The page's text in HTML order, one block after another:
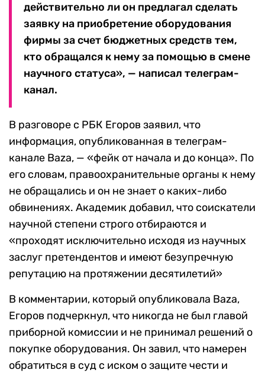
действительно ли он предлагал сделать
заявку на приобретение оборудования
фирмы за счет бюджетных средств тем,
кто обращался к нему за помощью в смене
научного статуса», — написал телеграм-
канал.
В разговоре с РБК Егоров заявил, что
информация, опубликованная в телеграм-
канале Baza, — «фейк от начала и до конца». По
его словам, правоохранительные органы к нему
не обращались и он не знает о каких-либо
обвинениях. Академик добавил, что соискатели
научной степени строго отбираются и
«проходят исключительно исходя из научных
заслуг претендентов и имеют безупречную
репутацию на протяжении десятилетий»
В комментарии, который опубликовала Baza,
Егоров подчеркнул, что никогда не был главой
приборной комиссии и не принимал решений о
покупке оборудования. Он завил, что намерен
обратиться в суд с иском о защите чести и